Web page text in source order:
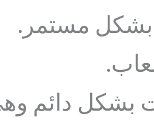
بشكل مستمر.
بشكل دائم